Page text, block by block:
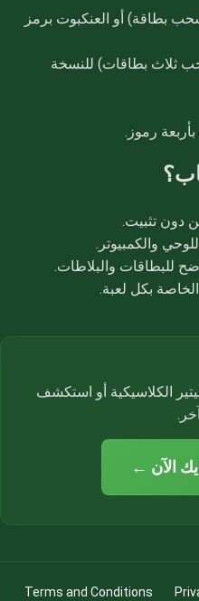
بطاقة) أو العنكبوت برمز
ثلاث بطاقات) للنسخة
رموز.
دون تثبيت.
والكمبيوتر.
للبطاقات والبلاطات.
بكل لعبة.
الكلاسيكية أو استكشف
الآن ←
Terms and Conditions